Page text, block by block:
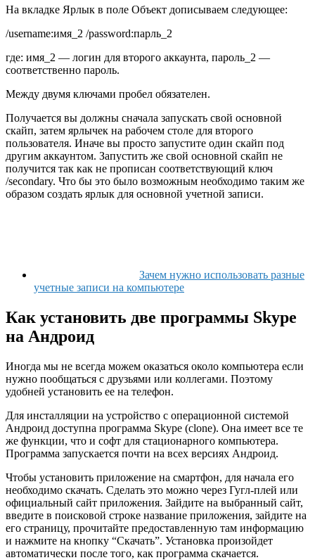
На вкладке Ярлык в поле Объект дописываем следующее:
/username:имя_2 /password:парль_2
где: имя_2 — логин для второго аккаунта, пароль_2 —
соответственно пароль.
Между двумя ключами пробел обязателен.
Получается вы должны сначала запускать свой основной
скайп, затем ярлычек на рабочем столе для второго
пользователя. Иначе вы просто запустите один скайп под
другим аккаунтом. Запустить же свой основной скайп не
получится так как не прописан соответствующий ключ
/secondary. Что бы это было возможным необходимо таким же
образом создать ярлык для основной учетной записи.
Зачем нужно использовать разные
учетные записи на компьютере
Как установить две программы Skype
на Андроид
Иногда мы не всегда можем оказаться около компьютера если
нужно пообщаться с друзьями или коллегами. Поэтому
удобней установить ее на телефон.
Для инсталляции на устройство с операционной системой
Андроид доступна программа Skype (clone). Она имеет все те
же функции, что и софт для стационарного компьютера.
Программа запускается почти на всех версиях Андроид.
Чтобы установить приложение на смартфон, для начала его
необходимо скачать. Сделать это можно через Гугл-плей или
официальный сайт приложения. Зайдите на выбранный сайт,
введите в поисковой строке название приложения, зайдите на
его страницу, прочитайте предоставленную там информацию
и нажмите на кнопку “Скачать”. Установка произойдет
автоматически после того, как программа скачается.